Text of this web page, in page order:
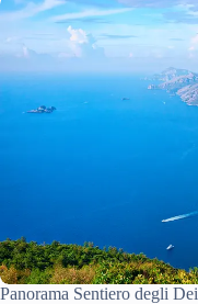
Panorama Sentiero degli Dei